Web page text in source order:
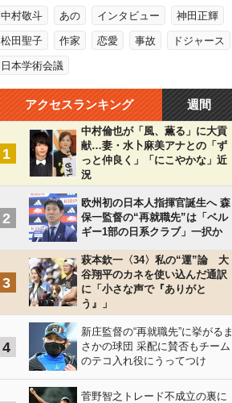
中村敬斗 あの インタビュー 神田正輝
松田聖子 作家 恋愛 事故 ドジャース
日本学術会議
アクセスランキング 週間
1
中村倫也が「風、薫る」に大貢
献…妻・水卜麻美アナとの「ず
っと仲良く」「にこやかな」近
況
2
欧州初の日本人指揮官誕生へ 森
保一監督の“再就職先”は「ベル
ギー1部の日系クラブ」一択か
3
萩本欽一〈34〉私の“運”論 大
谷翔平のカネを使い込んだ通訳
に「小さな声で『ありがと
う』」
4
新庄監督の“再就職先”に挙がるま
さかの球団 采配に賛否もチーム
のテコ入れ役にうってつけ
菅野智之トレード不成立の裏に